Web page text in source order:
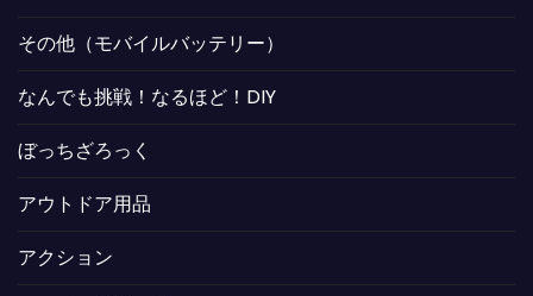
その他（モバイルバッテリー）
なんでも挑戦！なるほど！DIY
ぼっちざろっく
アウトドア用品
アクション